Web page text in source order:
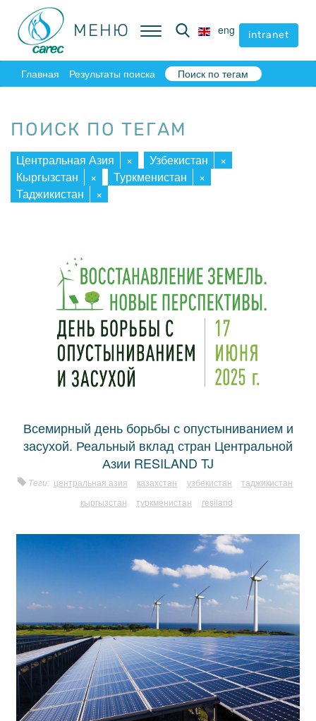
МЕНЮ eng intranet
МЕНЮ eng intranet
Главная Результаты поиска Поиск по тегам
ПОИСК ПО ТЕГАМ
Центральная Азия × Узбекистан
×
Кыргызстан
× Туркменистан
×
Таджикистан
×
Всемирный день борьбы с опустыниванием и
засухой. Реальный вклад стран Центральной
Азии RESILAND TJ
Теги: центральная азия казахстан узбекистан
таджикистан
кыргызстан
туркменистан resiland